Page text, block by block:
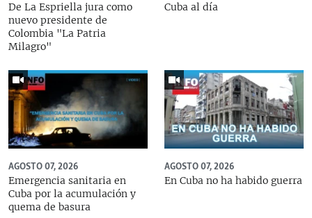
De La Espriella jura como
nuevo presidente de
Colombia "La Patria
Milagro"
Cuba al día
AGOSTO 07, 2026
Emergencia sanitaria en
Cuba por la acumulación y
quema de basura
AGOSTO 07, 2026
En Cuba no ha habido guerra